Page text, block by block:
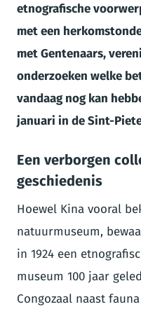
etnografische
met een
met Gentenaars,
onderzoeken welke
vandaag nog kan
januari in de Sint-
Een verborgen
geschiedenis
Hoewel Kina vooral
natuurmuseum,
in 1924 een
museum 100 jaar
Congozaal naast